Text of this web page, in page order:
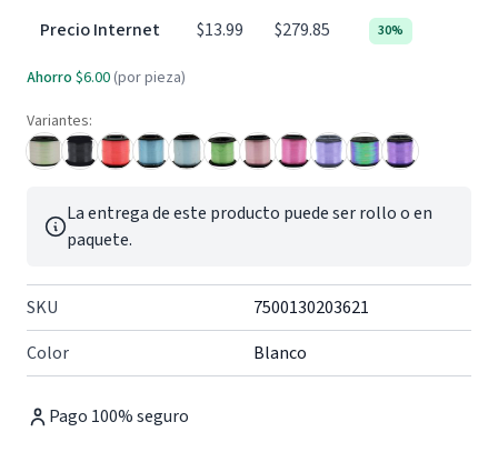
Precio Internet $13.99 $279.85 30%
Ahorro $6.00 (por pieza)
Variantes:
La entrega de este producto puede ser rollo o en
paquete.
SKU
7500130203621
Color
Blanco
Pago 100% seguro